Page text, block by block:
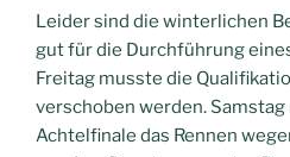
Leider sind die winterlichen
gut für die Durchführung
Freitag musste die
verschoben werden.
Achtelfinale das Rennen